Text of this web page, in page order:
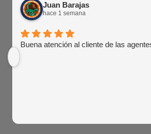
Juan Barajas
hace 1 semana
Buena atención al cliente de las